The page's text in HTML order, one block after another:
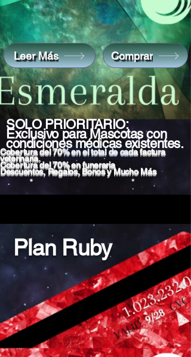
Leer Más Comprar
SOLO PRIORITARIO:
Exclusivo para Mascotas con
condiciones médicas existentes.
Cobertura del 70% en el total de cada factura
veterinaria.
Cobertura del 70% en funeraria
Descuentos, Regalos, Bonos y Mucho Más
Plan Ruby